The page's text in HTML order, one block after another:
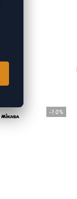
-10%